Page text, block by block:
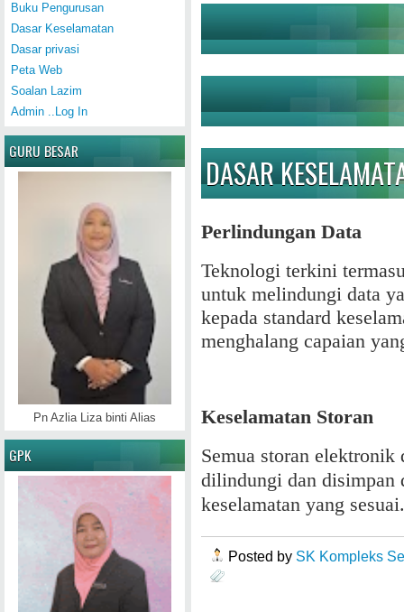
DASAR
Perlindungan Data
Teknologi terkini
untuk melindungi data
kepada standard
menghalang capaian
Keselamatan Storan
Semua storan elektronik
dilindungi dan disimpan
keselamatan yang sesuai.
Posted by SK Kompleks
Buku Pengurusan
Dasar Keselamatan
Dasar privasi
Peta Web
Soalan Lazim
Admin ..Log In
GURU BESAR
Pn Azlia Liza binti Alias
GPK